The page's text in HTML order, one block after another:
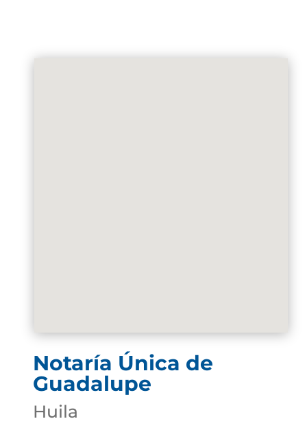
Notaría Única de
Guadalupe
Huila